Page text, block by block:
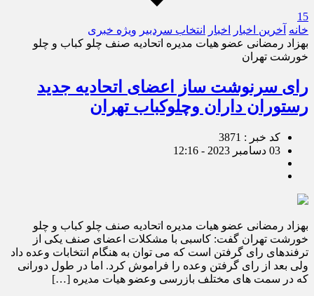
15
خانه آخرین اخبار اخبار انتخاب سردبیر ویژه خبری
بهزاد رمضانی عضو هیات مدیره اتحادیه صنف چلو کباب و چلو
خورشت تهران
رای سرنوشت ساز اعضای اتحادیه جدید
رستوران داران وچلوکباب تهران
کد خبر : 3871
03 دسامبر 2023 - 12:16
بهزاد رمضانی عضو هیات مدیره اتحادیه صنف چلو کباب و چلو
خورشت تهران گفت: کاسبی با مشکلات اعضای صنف یکی از
ترفندهای رای گرفتن است که می توان به هنگام انتخابات وعده داد
ولی بعد از رای گرفتن وعده را فراموش کرد. اما در طول دورانی
که در سمت های مختلف بازرسی وعضو هیات مدیره […]